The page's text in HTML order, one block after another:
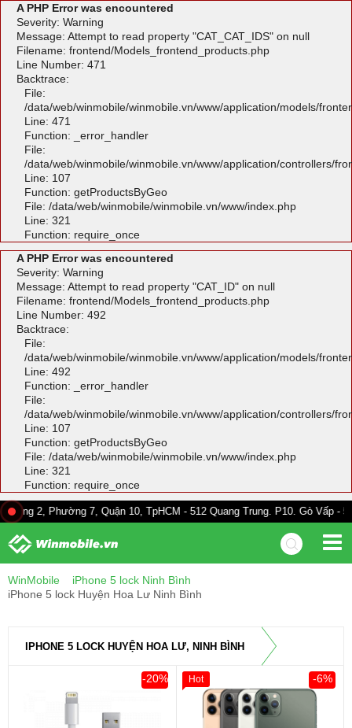
A PHP Error was encountered
Severity: Warning
Message: Attempt to read property "CAT_CAT_IDS" on null
Filename: frontend/Models_frontend_products.php
Line Number: 471
Backtrace:
File:
/data/web/winmobile/winmobile.vn/www/application/models/
Line: 471
Function: _error_handler
File:
/data/web/winmobile/winmobile.vn/www/application/controllers/
Line: 107
Function: getProductsByGeo
File: /data/web/winmobile/winmobile.vn/www/index.php
Line: 321
Function: require_once
A PHP Error was encountered
Severity: Warning
Message: Attempt to read property "CAT_ID" on null
Filename: frontend/Models_frontend_products.php
Line Number: 492
Backtrace:
File:
/data/web/winmobile/winmobile.vn/www/application/models/
Line: 492
Function: _error_handler
File:
/data/web/winmobile/winmobile.vn/www/application/controllers/
Line: 107
Function: getProductsByGeo
File: /data/web/winmobile/winmobile.vn/www/index.php
Line: 321
Function: require_once
7, Quận 10, TpHCM - 512 Quang Trung. P10. Gò Vấp - 528A
WinMobile
iPhone 5 lock Ninh Bình
iPhone 5 lock Huyện Hoa Lư Ninh Bình
IPHONE 5 LOCK HUYỆN HOA LƯ, NINH BÌNH
-20% -6%
Hot